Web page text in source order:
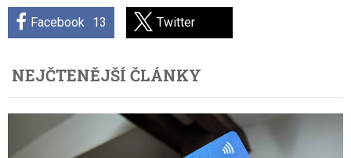
Facebook 13 Twitter
NEJČTENĚJŠÍ ČLÁNKY